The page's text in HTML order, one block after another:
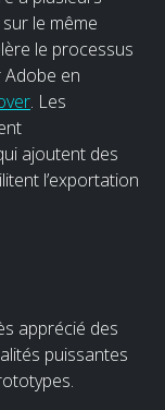
le même
le processus
en
. Les
ajoutent des
l’exportation
apprécié des
puissantes